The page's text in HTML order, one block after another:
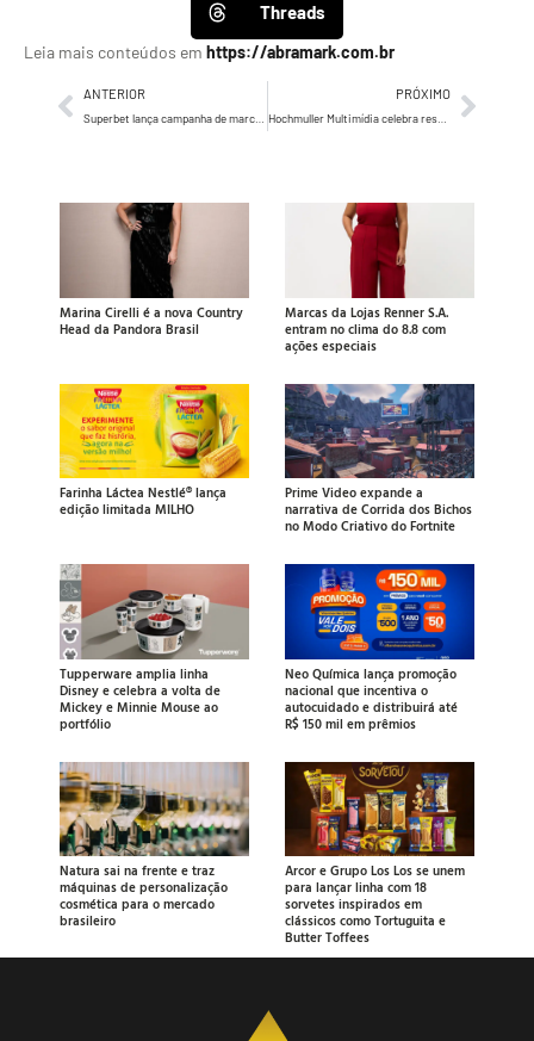
Threads
Leia mais conteúdos em https://abramark.com.br
ANTERIOR PRÓXIMO
Hochmuller Multimídia celebra resultados expressivos em 2024
Marina Cirelli é a nova Country
Head da Pandora Brasil
Marcas da Lojas Renner S.A.
entram no clima do 8.8 com
ações especiais
Farinha Láctea Nestlé® lança
edição limitada MILHO
Prime Video expande a
narrativa de Corrida dos Bichos
no Modo Criativo do Fortnite
Tupperware amplia linha
Disney e celebra a volta de
Mickey e Minnie Mouse ao
portfólio
Neo Química lança promoção
nacional que incentiva o
autocuidado e distribuirá até
R$ 150 mil em prêmios
Natura sai na frente e traz
máquinas de personalização
cosmética para o mercado
brasileiro
Arcor e Grupo Los Los se unem
para lançar linha com 18
sorvetes inspirados em
clássicos como Tortuguita e
Butter Toffees